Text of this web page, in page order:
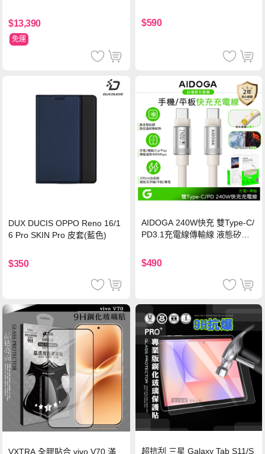
$13,390
免運
保護貼
$590
DUX DUCIS OPPO Reno 16/1
6 Pro SKIN Pro 皮套(藍色)
$350
AIDOGA 240W快充 雙Type-C/
PD3.1充電線傳輸線 液態矽膠
機/平板/筆電
$490
VXTRA 全膠貼合 vivo V70 滿 超抗刮 三星 Galaxy Tab S11/S